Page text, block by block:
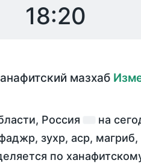
18:20
мазхаб
Россия на
зухр, аср,
по